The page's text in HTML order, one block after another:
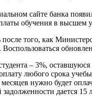
сайте банка
обучения в высшем
после того, как
Воспользоваться
– 3%,
любого срока
нужно будет
дается 15